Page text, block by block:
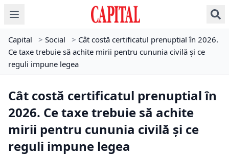
Capital > Social > Cât costă certificatul prenuptial în 2026.
Ce taxe trebuie să achite mirii pentru cununia civilă și ce
reguli impune legea
Cât costă certificatul prenuptial în
2026. Ce taxe trebuie să achite
mirii pentru cununia civilă și ce
reguli impune legea